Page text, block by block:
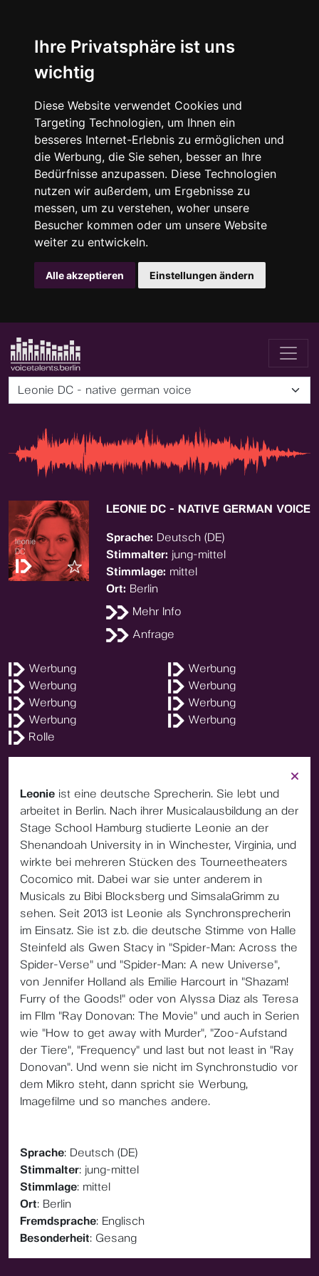
Ihre Privatsphäre ist uns
wichtig
Diese Website verwendet Cookies und
Targeting Technologien, um Ihnen ein
besseres Internet-Erlebnis zu ermöglichen und
die Werbung, die Sie sehen, besser an Ihre
Bedürfnisse anzupassen. Diese Technologien
nutzen wir außerdem, um Ergebnisse zu
messen, um zu verstehen, woher unsere
Besucher kommen oder um unsere Website
weiter zu entwickeln.
Alle akzeptieren Einstellungen ändern
Leonie DC - native german voice
Leonie ist eine deutsche Sprecherin. Sie lebt und
arbeitet in Berlin. Nach ihrer Musicalausbildung an der
Stage School Hamburg studierte Leonie an der
Shenandoah University in in Winchester, Virginia, und
wirkte bei mehreren Stücken des Tourneetheaters
Cocomico mit. Dabei war sie unter anderem in
Musicals zu Bibi Blocksberg und SimsalaGrimm zu
sehen. Seit 2013 ist Leonie als Synchronsprecherin
im Einsatz. Sie ist z.b. die deutsche Stimme von Halle
Steinfeld als Gwen Stacy in "Spider-Man: Across the
Spider-Verse" und "Spider-Man: A new Universe",
von Jennifer Holland als Emilie Harcourt in "Shazam!
Furry of the Goods!" oder von Alyssa Diaz als Teresa
im FIlm "Ray Donovan: The Movie" und auch in Serien
wie "How to get away with Murder", "Zoo-Aufstand
der Tiere", "Frequency" und last but not least in "Ray
Donovan". Und wenn sie nicht im Synchronstudio vor
dem Mikro steht, dann spricht sie Werbung,
Imagefilme und so manches andere.
Sprache: Deutsch (DE)
Stimmalter: jung-mittel
Stimmlage: mittel
Ort: Berlin
Fremdsprache: Englisch
Besonderheit: Gesang
LEONIE DC - NATIVE GERMAN VOICE
Sprache: Deutsch (DE)
Stimmalter: jung-mittel
Stimmlage: mittel
Ort: Berlin
Mehr Info
Anfrage
Werbung
Werbung
Werbung
Werbung
Werbung
Werbung
Werbung
Werbung
Rolle